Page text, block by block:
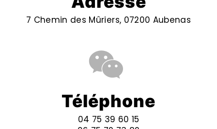
7 Chemin des Mûriers, 07200 Aubenas
Téléphone
04 75 39 60 15